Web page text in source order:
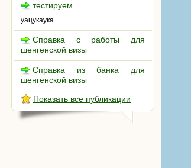
тестируем
уацукаука
Справка с работы для
шенгенской визы
Справка из банка для
шенгенской визы
Показать все публикации